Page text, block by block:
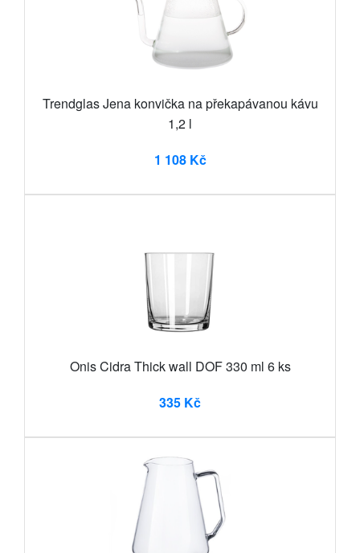
Trendglas Jena konvička na překapávanou kávu
1,2 l
1 108 Kč
Onis Cidra Thick wall DOF 330 ml 6 ks
335 Kč